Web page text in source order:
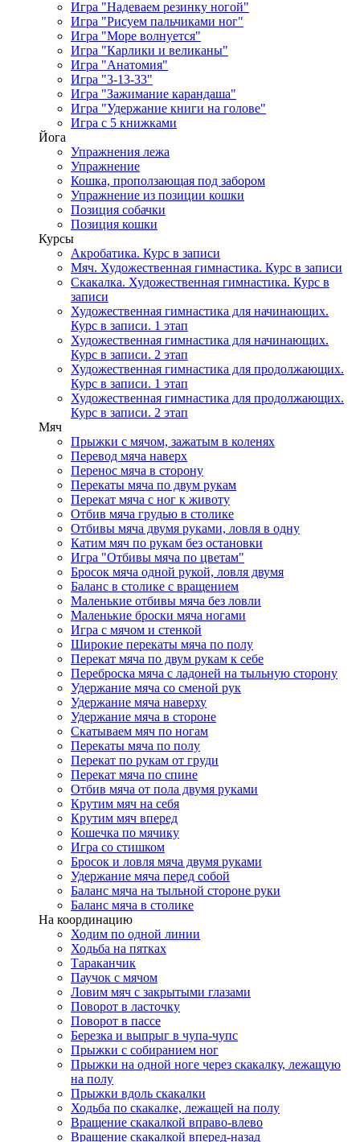
Игра "Надеваем резинку ногой"
Игра "Рисуем пальчиками ног"
Игра "Море волнуется"
Игра "Карлики и великаны"
Игра "Анатомия"
Игра "3-13-33"
Игра "Зажимание карандаша"
Игра "Удержание книги на голове"
Игра с 5 книжками
Йога
Упражнения лежа
Упражнение
Кошка, проползающая под забором
Упражнение из позиции кошки
Позиция собачки
Позиция кошки
Курсы
Акробатика. Курс в записи
Мяч. Художественная гимнастика. Курс в записи
Скакалка. Художественная гимнастика. Курс в
записи
Художественная гимнастика для начинающих.
Курс в записи. 1 этап
Художественная гимнастика для начинающих.
Курс в записи. 2 этап
Художественная гимнастика для продолжающих.
Курс в записи. 1 этап
Художественная гимнастика для продолжающих.
Курс в записи. 2 этап
Мяч
Прыжки с мячом, зажатым в коленях
Перевод мяча наверх
Перенос мяча в сторону
Перекаты мяча по двум рукам
Перекат мяча с ног к животу
Отбив мяча грудью в столике
Отбивы мяча двумя руками, ловля в одну
Катим мяч по рукам без остановки
Игра "Отбивы мяча по цветам"
Бросок мяча одной рукой, ловля двумя
Баланс в столике с вращением
Маленькие отбивы мяча без ловли
Маленькие броски мяча ногами
Игра с мячом и стенкой
Широкие перекаты мяча по полу
Перекат мяча по двум рукам к себе
Переброска мяча с ладоней на тыльную сторону
Удержание мяча со сменой рук
Удержание мяча наверху
Удержание мяча в стороне
Скатываем мяч по ногам
Перекаты мяча по полу
Перекат по рукам от груди
Перекат мяча по спине
Отбив мяча от пола двумя руками
Крутим мяч на себя
Крутим мяч вперед
Кошечка по мячику
Игра со стишком
Бросок и ловля мяча двумя руками
Удержание мяча перед собой
Баланс мяча на тыльной стороне руки
Баланс мяча в столике
На координацию
Ходим по одной линии
Ходьба на пятках
Тараканчик
Паучок с мячом
Ловим мяч с закрытыми глазами
Поворот в ласточку
Поворот в пассе
Березка и выпрыг в чупа-чупс
Прыжки с собиранием ног
Прыжки на одной ноге через скакалку, лежащую
на полу
Прыжки вдоль скакалки
Ходьба по скакалке, лежащей на полу
Вращение скакалкой вправо-влево
Вращение скакалкой вперед-назад